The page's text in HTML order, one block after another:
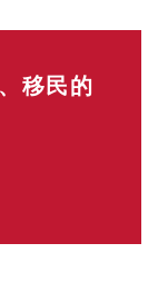
移民的